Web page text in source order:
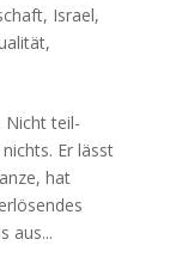
, Israel,
,
Nicht teil­
Er lässt
hat
aus...